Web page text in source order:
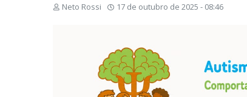
Neto Rossi 17 de outubro de 2025 - 08:46